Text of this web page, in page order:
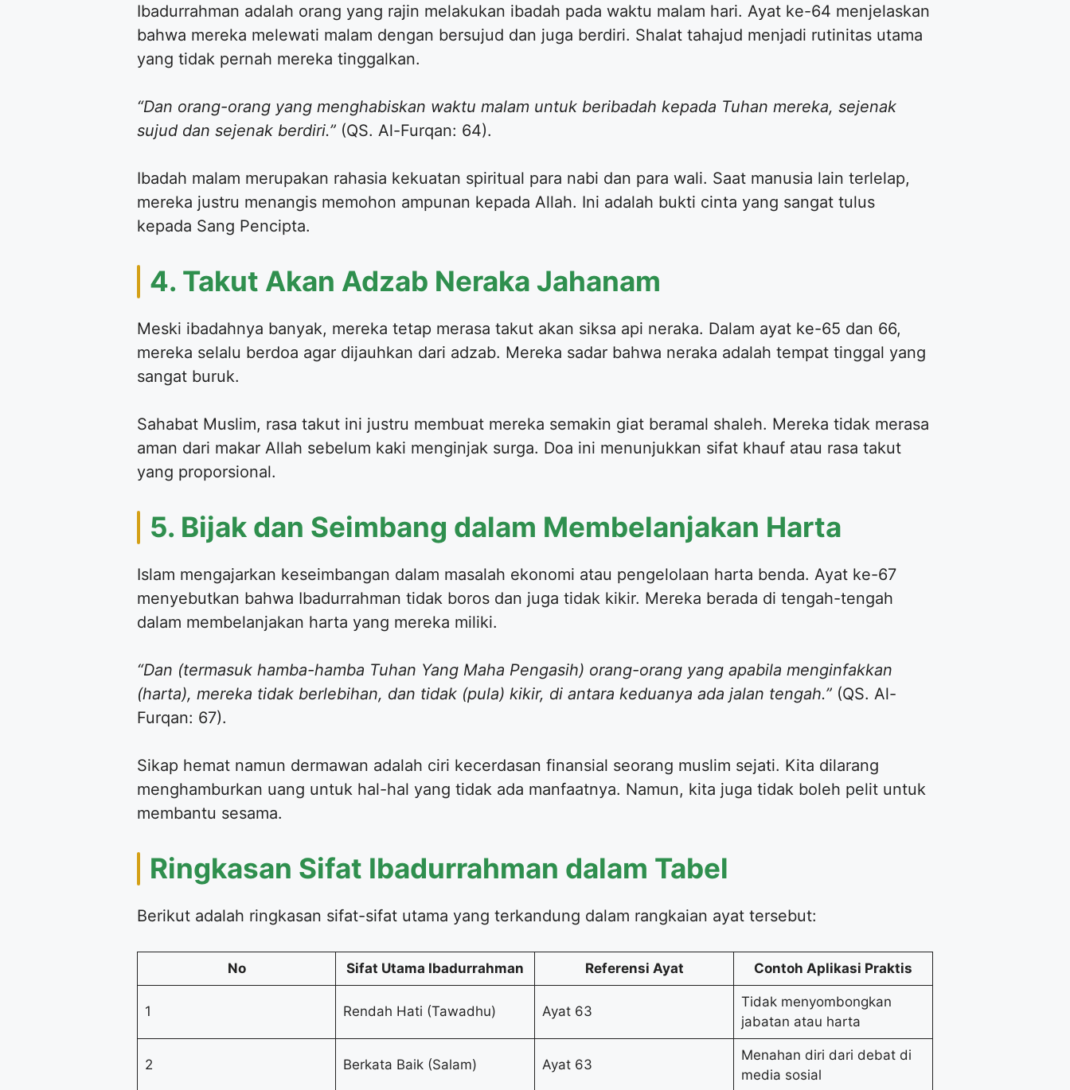
Ibadurrahman adalah orang yang rajin melakukan ibadah pada waktu malam hari. Ayat ke-64 menjelaskan
bahwa mereka melewati malam dengan bersujud dan juga berdiri. Shalat tahajud menjadi rutinitas utama
yang tidak pernah mereka tinggalkan.
“Dan orang-orang yang menghabiskan waktu malam untuk beribadah kepada Tuhan mereka, sejenak
sujud dan sejenak berdiri.” (QS. Al-Furqan: 64).
Ibadah malam merupakan rahasia kekuatan spiritual para nabi dan para wali. Saat manusia lain terlelap,
mereka justru menangis memohon ampunan kepada Allah. Ini adalah bukti cinta yang sangat tulus
kepada Sang Pencipta.
4. Takut Akan Adzab Neraka Jahanam
Meski ibadahnya banyak, mereka tetap merasa takut akan siksa api neraka. Dalam ayat ke-65 dan 66,
mereka selalu berdoa agar dijauhkan dari adzab. Mereka sadar bahwa neraka adalah tempat tinggal yang
sangat buruk.
Sahabat Muslim, rasa takut ini justru membuat mereka semakin giat beramal shaleh. Mereka tidak merasa
aman dari makar Allah sebelum kaki menginjak surga. Doa ini menunjukkan sifat khauf atau rasa takut
yang proporsional.
5. Bijak dan Seimbang dalam Membelanjakan Harta
Islam mengajarkan keseimbangan dalam masalah ekonomi atau pengelolaan harta benda. Ayat ke-67
menyebutkan bahwa Ibadurrahman tidak boros dan juga tidak kikir. Mereka berada di tengah-tengah
dalam membelanjakan harta yang mereka miliki.
“Dan (termasuk hamba-hamba Tuhan Yang Maha Pengasih) orang-orang yang apabila menginfakkan
(harta), mereka tidak berlebihan, dan tidak (pula) kikir, di antara keduanya ada jalan tengah.” (QS. Al-
Furqan: 67).
Sikap hemat namun dermawan adalah ciri kecerdasan finansial seorang muslim sejati. Kita dilarang
menghamburkan uang untuk hal-hal yang tidak ada manfaatnya. Namun, kita juga tidak boleh pelit untuk
membantu sesama.
Ringkasan Sifat Ibadurrahman dalam Tabel
Berikut adalah ringkasan sifat-sifat utama yang terkandung dalam rangkaian ayat tersebut:
No Sifat Utama Ibadurrahman Referensi Ayat Contoh Aplikasi Praktis
1 Rendah Hati (Tawadhu) Ayat 63
Tidak menyombongkan
jabatan atau harta
2 Berkata Baik (Salam) Ayat 63
Menahan diri dari debat di
media sosial